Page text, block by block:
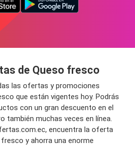
de Queso fresco
las ofertas y promociones
que están vigentes hoy. Podrás
con un gran descuento en el
también muchas veces en línea.
encuentra la oferta
y ahorra una enorme